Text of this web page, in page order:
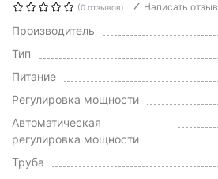
(0 отзывов) Написать отзыв
Производитель
Тип
Питание
Регулировка мощности
Автоматическая
регулировка мощности
Труба